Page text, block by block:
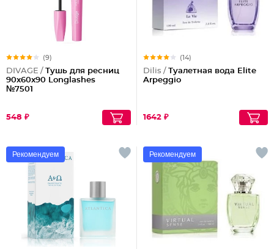
(9)
DIVAGE / Тушь для ресниц
90x60x90 Longlashes
№7501
548 ₽
(14)
Dilis / Туалетная вода Elite
Arpeggio
1642 ₽
Рекомендуем Рекомендуем